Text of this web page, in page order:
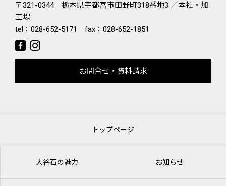
〒321-0344 栃木県宇都宮市田野町318番地3 ／本社・加
工場
tel： 028-652-5171 fax：028-652-1851
お問合せ・資料請求
トップページ
大谷石の魅力 お知らせ